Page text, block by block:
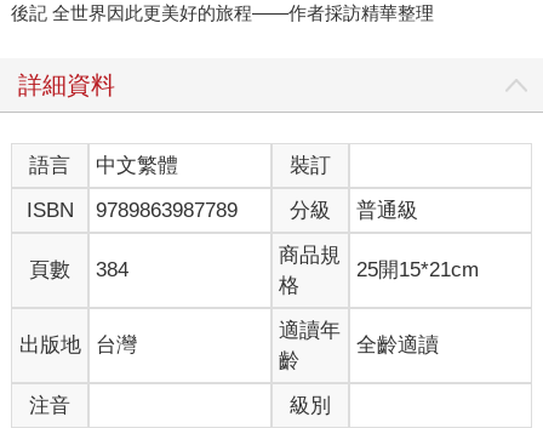
後記 全世界因此更美好的旅程——作者採訪精華整理
詳細資料
語言 中文繁體
裝訂
ISBN
9789863987789 分級 普通級
頁數 384
商品規
格
25開15*21cm
出版地 台灣
適讀年
齡
全齡適讀
注音 級別